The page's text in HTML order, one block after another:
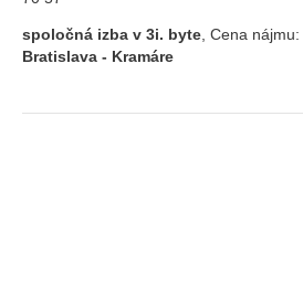
spoločná izba v 3i. byte, Cena nájmu:
Bratislava - Kramáre